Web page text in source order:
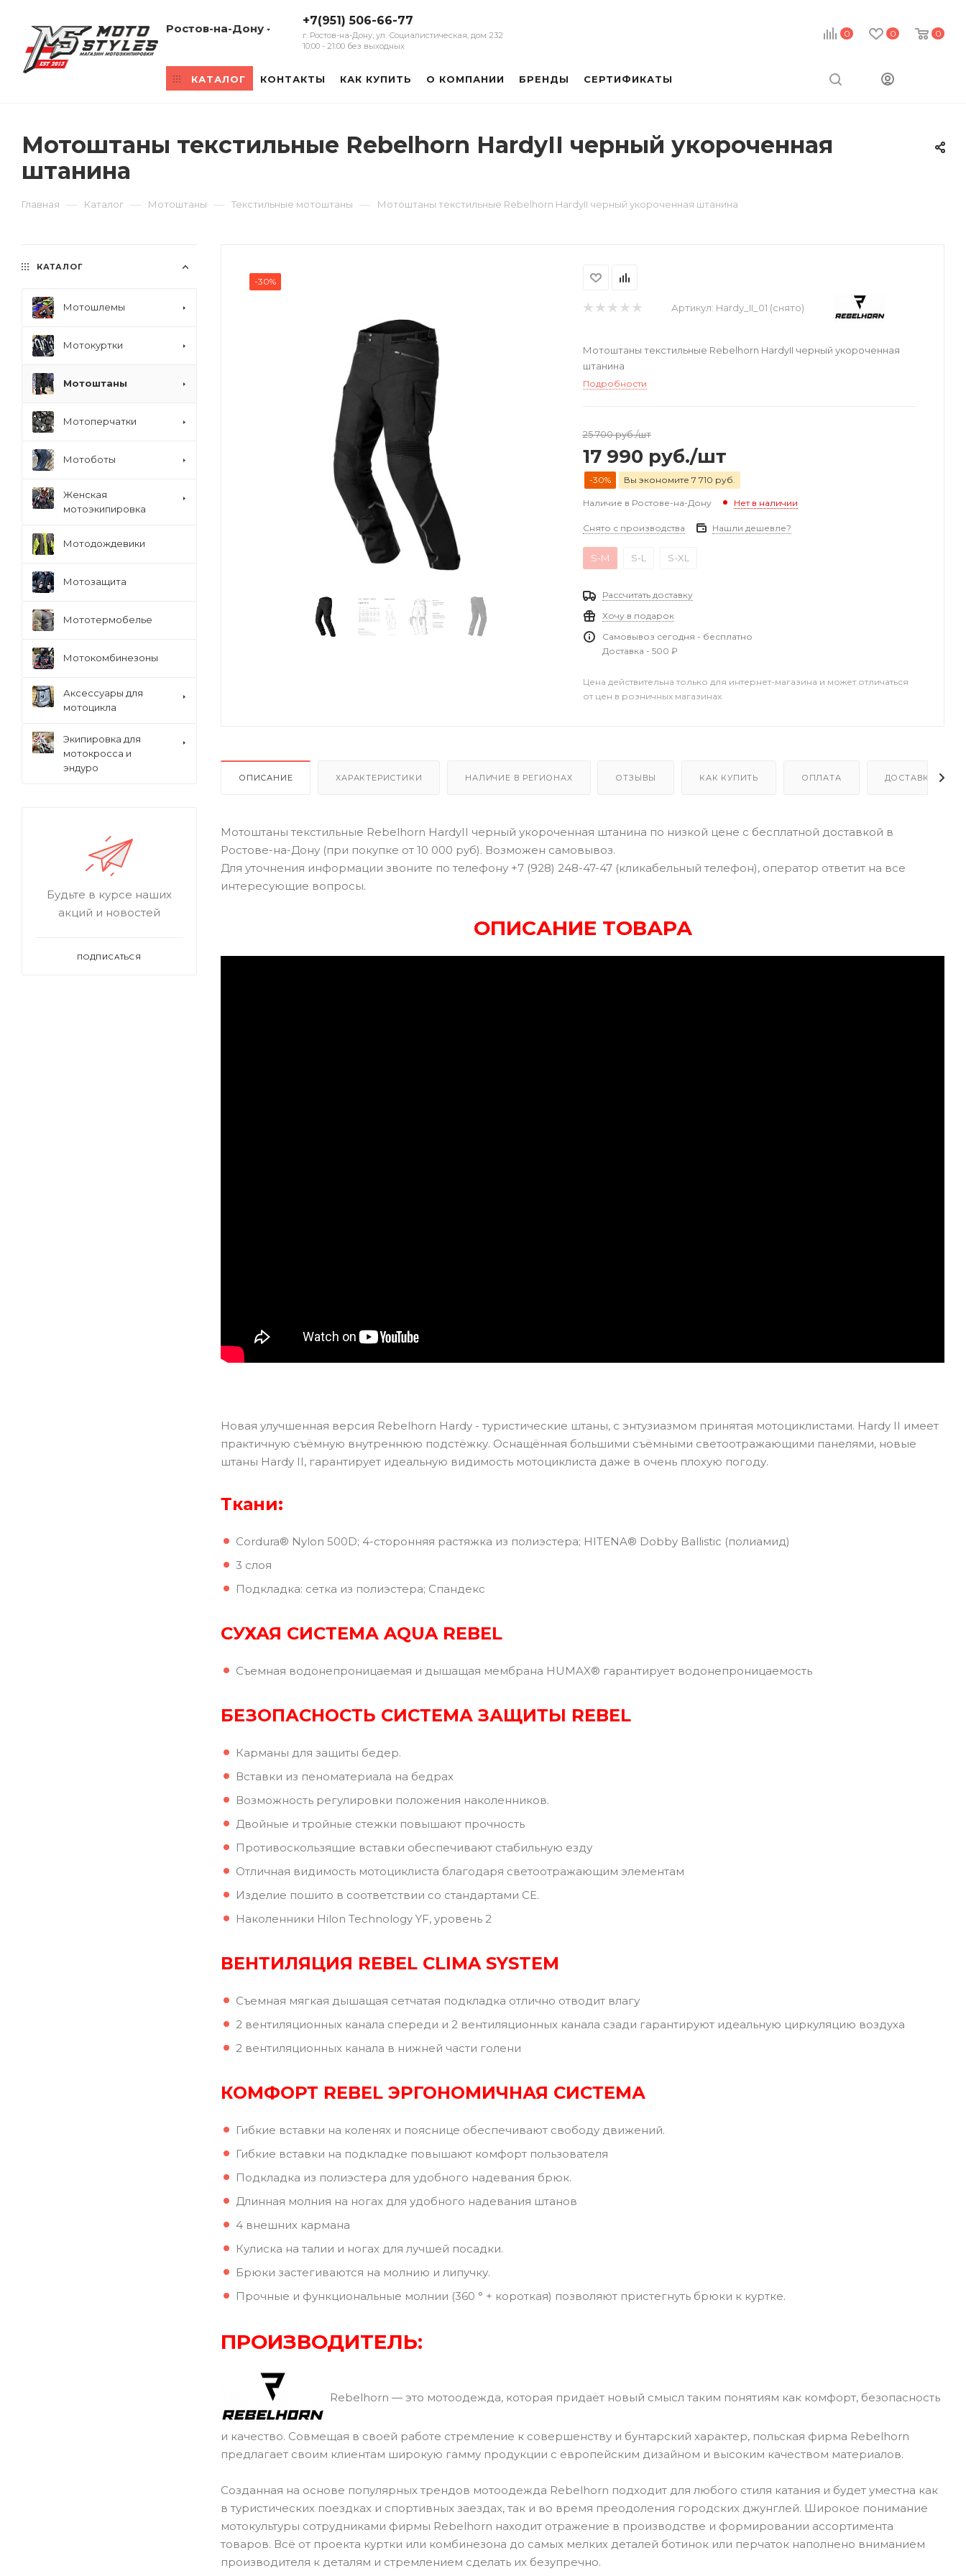
0 0 0
Ростов-на-Дону
+7(951) 506-66-77
г. Ростов-на-Дону, ул. Социалистическая, дом 232
10:00 - 21:00 без выходных
КАТАЛОГ КОНТАКТЫ КАК КУПИТЬ О КОМПАНИИ БРЕНДЫ СЕРТИФИКАТЫ
Мотоштаны текстильные Rebelhorn HardyII черный укороченная
штанина
Главная — Каталог — Мотоштаны — Текстильные мотоштаны — Мотоштаны текстильные Rebelhorn HardyII черный укороченная штанина
-30%
Артикул: Hardy_II_01 (снято)
Мотоштаны текстильные Rebelhorn HardyII черный укороченная
штанина
Подробности
25 700руб./шт
17 990 руб./шт
-30% Вы экономите 7 710 руб.
Наличие в Ростове-на-Дону Нет в наличии
Снято с производства Нашли дешевле?
S-M S-L S-XL
Рассчитать доставку
Хочу в подарок
Самовывоз сегодня - бесплатно
Доставка - 500 ₽
Цена действительна только для интернет-магазина и может отличаться
от цен в розничных магазинах
ОПИСАНИЕ ХАРАКТЕРИСТИКИ НАЛИЧИЕ В РЕГИОНАХ ОТЗЫВЫ КАК КУПИТЬ ОПЛАТА ДОСТАВКА
Мотоштаны текстильные Rebelhorn HardyII черный укороченная штанина по низкой цене с бесплатной доставкой в
Ростове-на-Дону (при покупке от 10 000 руб). Возможен самовывоз.
Для уточнения информации звоните по телефону +7 (928) 248-47-47 (кликабельный телефон), оператор ответит на все
интересующие вопросы.
ОПИСАНИЕ ТОВАРА
Новая улучшенная версия Rebelhorn Hardy - туристические штаны, с энтузиазмом принятая мотоциклистами. Hardy II имеет
практичную съёмную внутреннюю подстёжку. Оснащённая большими съёмными светоотражающими панелями, новые
штаны Hardy II, гарантирует идеальную видимость мотоциклиста даже в очень плохую погоду.
Ткани:
Cordura® Nylon 500D; 4-сторонняя растяжка из полиэстера; HITENA® Dobby Ballistic (полиамид)
3 слоя
Подкладка: сетка из полиэстера; Спандекс
СУХАЯ СИСТЕМА AQUA REBEL
Съемная водонепроницаемая и дышащая мембрана HUMAX® гарантирует водонепроницаемость
БЕЗОПАСНОСТЬ СИСТЕМА ЗАЩИТЫ REBEL
Карманы для защиты бедер.
Вставки из пеноматериала на бедрах
Возможность регулировки положения наколенников.
Двойные и тройные стежки повышают прочность
Противоскользящие вставки обеспечивают стабильную езду
Отличная видимость мотоциклиста благодаря светоотражающим элементам
Изделие пошито в соответствии со стандартами CE.
Наколенники Hilon Technology YF, уровень 2
ВЕНТИЛЯЦИЯ REBEL CLIMA SYSTEM
Съемная мягкая дышащая сетчатая подкладка отлично отводит влагу
2 вентиляционных канала спереди и 2 вентиляционных канала сзади гарантируют идеальную циркуляцию воздуха
2 вентиляционных канала в нижней части голени
КОМФОРТ REBEL ЭРГОНОМИЧНАЯ СИСТЕМА
Гибкие вставки на коленях и пояснице обеспечивают свободу движений.
Гибкие вставки на подкладке повышают комфорт пользователя
Подкладка из полиэстера для удобного надевания брюк.
Длинная молния на ногах для удобного надевания штанов
4 внешних кармана
Кулиска на талии и ногах для лучшей посадки.
Брюки застегиваются на молнию и липучку.
Прочные и функциональные молнии (360 ° + короткая) позволяют пристегнуть брюки к куртке.
ПРОИЗВОДИТЕЛЬ:
Rebelhorn — это мотоодежда, которая придаёт новый смысл таким понятиям как комфорт, безопасность
и качество. Совмещая в своей работе стремление к совершенству и бунтарский характер, польская фирма Rebelhorn
предлагает своим клиентам широкую гамму продукции с европейским дизайном и высоким качеством материалов.
Созданная на основе популярных трендов мотоодежда Rebelhorn подходит для любого стиля катания и будет уместна как
в туристических поездках и спортивных заездах, так и во время преодоления городских джунглей. Широкое понимание
мотокультуры сотрудниками фирмы Rebelhorn находит отражение в производстве и формировании ассортимента
товаров. Всё от проекта куртки или комбинезона до самых мелких деталей ботинок или перчаток наполнено вниманием
производителя к деталям и стремлением сделать их безупречно.
КАТАЛОГ
Мотошлемы
Мотокуртки
Мотоштаны
Мотоперчатки
Мотоботы
Женская
мотоэкипировка
Мотодождевики
Мотозащита
Мототермобелье
Мотокомбинезоны
Аксессуары для
мотоцикла
Экипировка для
мотокросса и
эндуро
Будьте в курсе наших
акций и новостей
ПОДПИСАТЬСЯ